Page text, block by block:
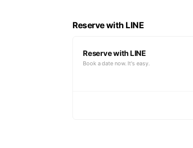
Reserve with LINE
Reserve with LINE
Book a date now. It's easy.